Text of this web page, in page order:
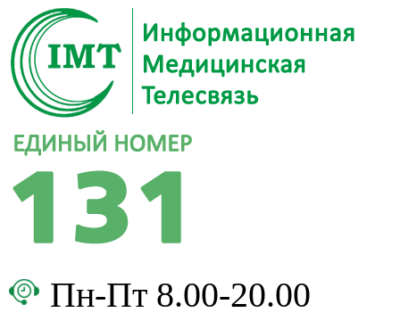
Пн-Пт 8.00-20.00